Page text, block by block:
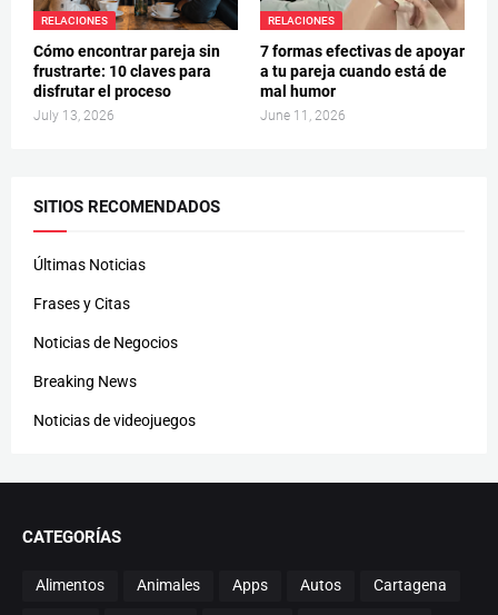
RELACIONES
Cómo encontrar pareja sin
frustrarte: 10 claves para
disfrutar el proceso
July 13, 2026
RELACIONES
7 formas efectivas de apoyar
a tu pareja cuando está de
mal humor
June 11, 2026
SITIOS RECOMENDADOS
Últimas Noticias
Frases y Citas
Noticias de Negocios
Breaking News
Noticias de videojuegos
CATEGORÍAS
Alimentos Animales Apps Autos Cartagena